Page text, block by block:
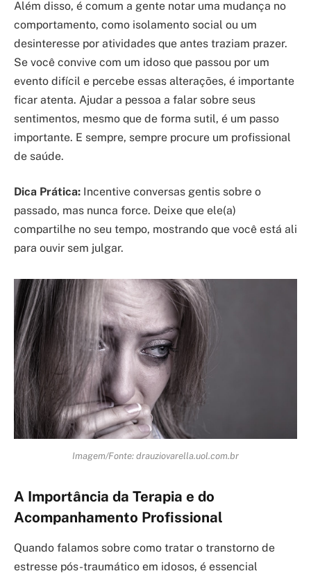
Além disso, é comum a gente notar uma mudança no
comportamento, como isolamento social ou um
desinteresse por atividades que antes traziam prazer.
Se você convive com um idoso que passou por um
evento difícil e percebe essas alterações, é importante
ficar atenta. Ajudar a pessoa a falar sobre seus
sentimentos, mesmo que de forma sutil, é um passo
importante. E sempre, sempre procure um profissional
de saúde.
Dica Prática: Incentive conversas gentis sobre o
passado, mas nunca force. Deixe que ele(a)
compartilhe no seu tempo, mostrando que você está ali
para ouvir sem julgar.
Imagem/Fonte: drauziovarella.uol.com.br
A Importância da Terapia e do
Acompanhamento Profissional
Quando falamos sobre como tratar o transtorno de
estresse pós-traumático em idosos, é essencial